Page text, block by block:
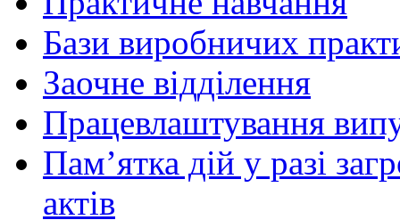
Бази виробничих
Заочне відділення
Працевлаштування
Пам’ятка дій у разі
актів